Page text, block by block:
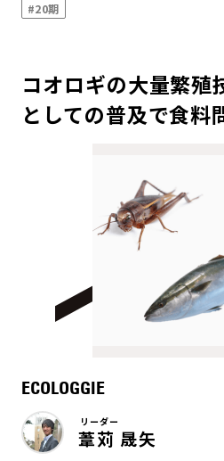
#20期
コオロギの大量繁殖
としての普及で食料
ECOLOGGIE
リーダー
葦苅 晟矢